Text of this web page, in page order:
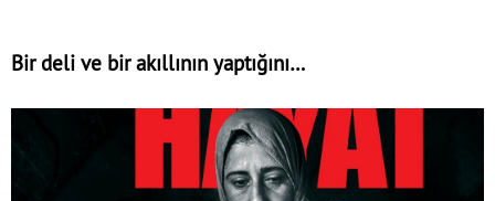
Bir deli ve bir akıllının yaptığını…